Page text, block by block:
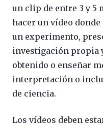
un clip de entre 3 y 5
hacer un vídeo
un experimento,
investigación propia
obtenido o enseñar
interpretación o
de ciencia.
Los vídeos deben